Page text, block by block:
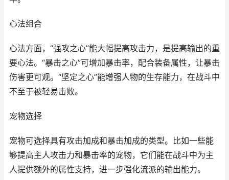
心法组合
心法方面，“强攻之心”能大幅提高攻击力，是提高输出的重
要心法。“暴击之心”可增加暴击率，配合装备属性，让暴击
伤害更可观。“坚定之心”能增强人物的生存能力，在战斗中
不至于被轻易击败。
宠物选择
宠物可选择具有攻击加成和暴击加成的类型。比如一些能
够提高主人攻击力和暴击率的宠物，它们能在战斗中为主
人提供额外的属性支持，进一步强化流派的输出能力。